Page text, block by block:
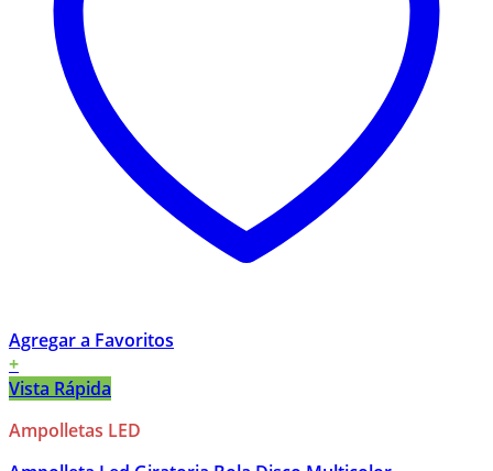
Agregar a Favoritos
+
Vista Rápida
Ampolletas LED